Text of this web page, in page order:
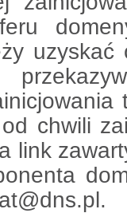
uzyskać
chwili
link